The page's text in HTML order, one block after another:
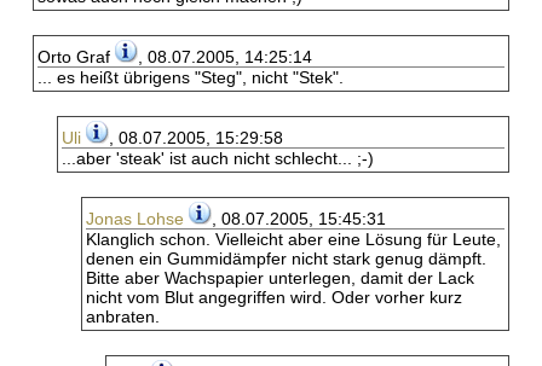
Orto Graf
, 08.07.2005, 14:25:14
... es heißt übrigens "Steg", nicht "Stek".
Uli
, 08.07.2005, 15:29:58
...aber 'steak' ist auch nicht schlecht... ;-)
Jonas Lohse
, 08.07.2005, 15:45:31
Klanglich schon. Vielleicht aber eine Lösung für Leute,
denen ein Gummidämpfer nicht stark genug dämpft.
Bitte aber Wachspapier unterlegen, damit der Lack
nicht vom Blut angegriffen wird. Oder vorher kurz
anbraten.